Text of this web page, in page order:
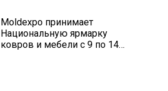
Moldexpo принимает
Национальную ярмарку
ковров и мебели с 9 по 14